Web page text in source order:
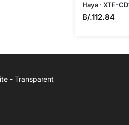
Haya · XTF-
B/.112.84